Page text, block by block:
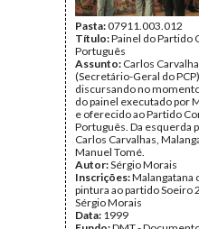
Pasta:07911.003.012
Título:Painel do Partido
Português
Assunto: Carlos
(Secretário-Geral do PCP)
discursando no
do painel executado por
e oferecido ao Partido
Português. Da esquerda
Carlos Carvalhas,
Manuel Tomé.
Autor:Sérgio Morais
Inscrições:Malangatana
pintura ao partido Soeiro
Sérgio Morais
Data: 1999